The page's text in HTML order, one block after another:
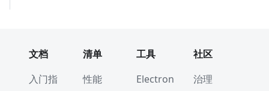
文档
入门指
清单
性能
工具
Electron
社区
治理